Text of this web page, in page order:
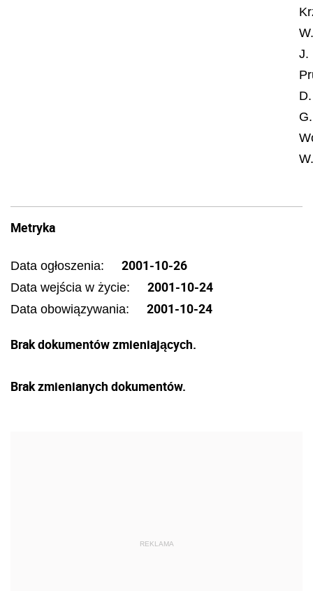
J.
G.
Metryka
Data ogłoszenia: 2001-10-26
Data wejścia w życie: 2001-10-24
Data obowiązywania: 2001-10-24
Brak dokumentów zmieniających.
Brak zmienianych dokumentów.